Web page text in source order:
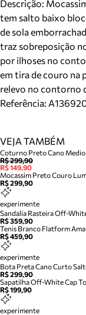
Descrição:
tem salto baixo
de sola
traz sobreposição
por ilhoses no
em tira de couro na
relevo no contorno
Referência:
VEJA TAMBÉM
Coturno Preto Cano
R$ 299,90
R$ 149,90
Mocassim Preto Couro
R$ 299,90
experimente
Sandalia Rasteira Off-
R$ 359,90
Tenis Branco Flatform
R$ 459,90
experimente
Bota Preta Cano Curto
R$ 299,90
Sapatilha Off-White Cap
R$ 199,90
experimente